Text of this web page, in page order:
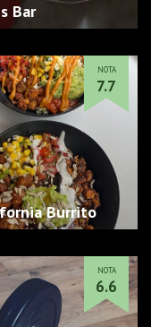
Bar
Burrito
NOTA
7.7
NOTA
6.6